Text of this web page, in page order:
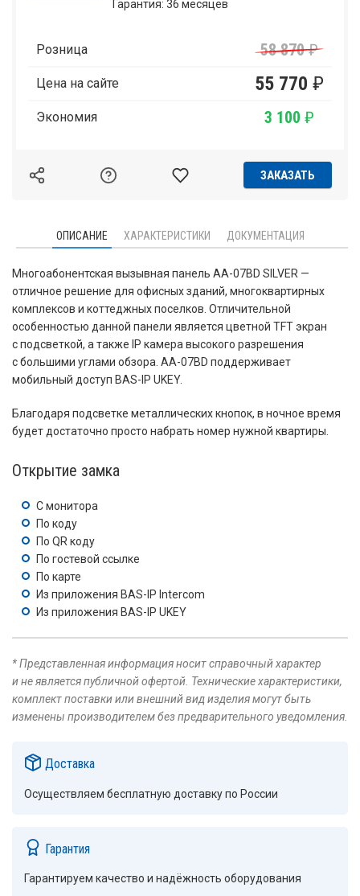
Гарантия: 36 месяцев
Розница 58 870 ₽
Цена на сайте 55 770 ₽
Экономия 3 100 ₽
ЗАКАЗАТЬ
ОПИСАНИЕ ХАРАКТЕРИСТИКИ ДОКУМЕНТАЦИЯ
Многоабонентская вызывная панель AA-07BD SILVER —
отличное решение для офисных зданий, многоквартирных
комплексов и коттеджных поселков. Отличительной
особенностью данной панели является цветной TFT экран
с подсветкой, а также IP камера высокого разрешения
с большими углами обзора. AA-07BD поддерживает
мобильный доступ BAS-IP UKEY.
Благодаря подсветке металлических кнопок, в ночное время
будет достаточно просто набрать номер нужной квартиры.
Открытие замка
С монитора
По коду
По QR коду
По гостевой ссылке
По карте
Из приложения BAS-IP Intercom
Из приложения BAS-IP UKEY
* Представленная информация носит справочный характер
и не является публичной офертой. Технические характеристики,
комплект поставки или внешний вид изделия могут быть
изменены производителем без предварительного уведомления.
Доставка
Осуществляем бесплатную доставку по России
Гарантия
Гарантируем качество и надёжность оборудования